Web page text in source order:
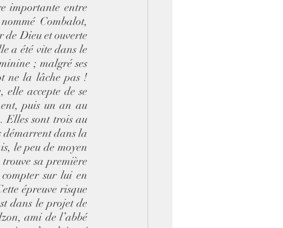
importante entre
Combalot,
de Dieu et ouverte
a été vite dans le
; malgré ses
ne la lâche pas !
accepte de se
puis un an au
Elles sont trois au
démarrent dans la
le peu de moyen
sa première
sur lui en
épreuve risque
dans le projet de
ami de l’abbé